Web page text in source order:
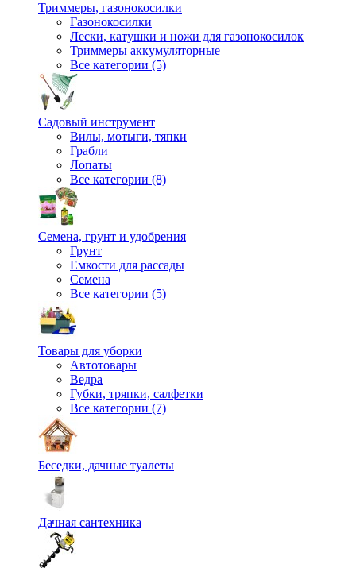
Триммеры, газонокосилки
Газонокосилки
Лески, катушки и ножи для газонокосилок
Триммеры аккумуляторные
Все категории (5)
Садовый инструмент
Вилы, мотыги, тяпки
Грабли
Лопаты
Все категории (8)
Семена, грунт и удобрения
Грунт
Емкости для рассады
Семена
Все категории (5)
Товары для уборки
Автотовары
Ведра
Губки, тряпки, салфетки
Все категории (7)
Беседки, дачные туалеты
Дачная сантехника